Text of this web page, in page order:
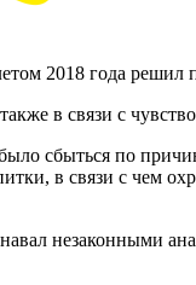
2018 года решил
в связи с
сбыться по
в связи с чем
незаконными